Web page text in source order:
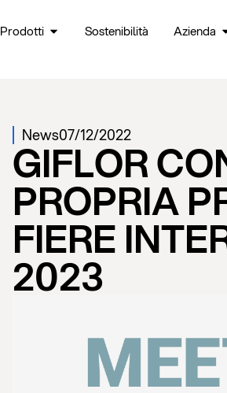
Prodotti Sostenibilità Azienda
News07/12/2022
GIFLOR
PROPRIA
FIERE
2023